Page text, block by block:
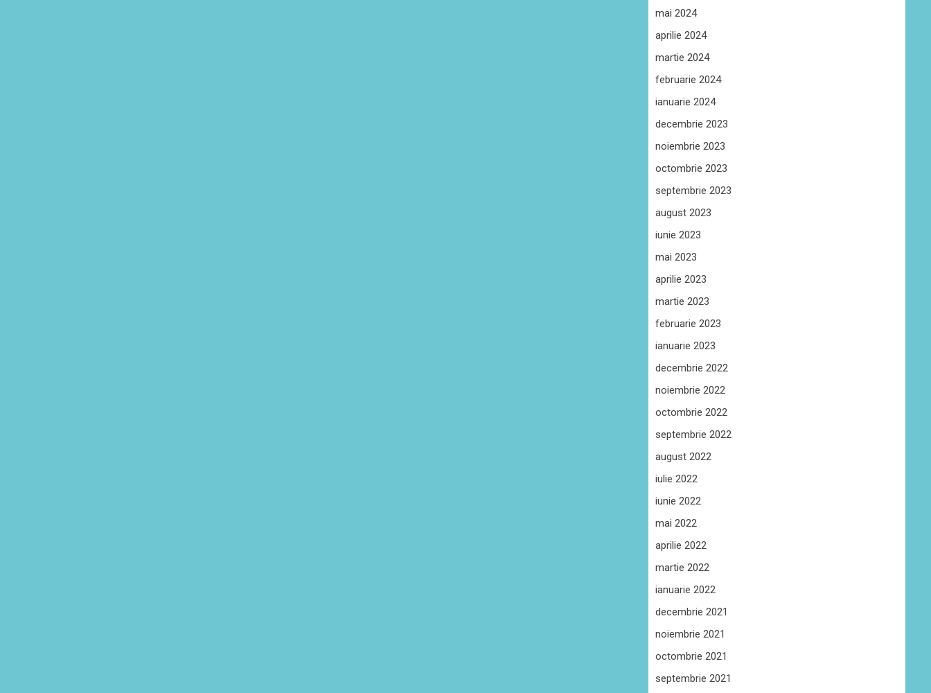
mai 2024
aprilie 2024
martie 2024
februarie 2024
ianuarie 2024
decembrie 2023
noiembrie 2023
octombrie 2023
septembrie 2023
august 2023
iunie 2023
mai 2023
aprilie 2023
martie 2023
februarie 2023
ianuarie 2023
decembrie 2022
noiembrie 2022
octombrie 2022
septembrie 2022
august 2022
iulie 2022
iunie 2022
mai 2022
aprilie 2022
martie 2022
ianuarie 2022
decembrie 2021
noiembrie 2021
octombrie 2021
septembrie 2021